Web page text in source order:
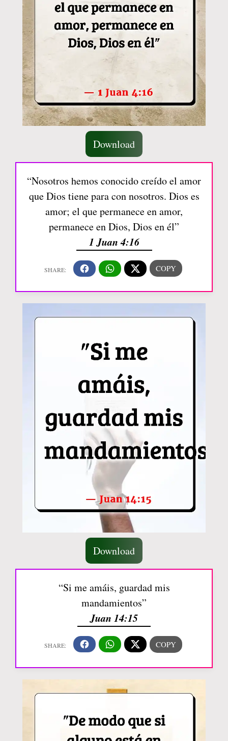
Download
“Nosotros hemos conocido creído el amor
que Dios tiene para con nosotros. Dios es
amor; el que permanece en amor,
permanece en Dios, Dios en él”
1 Juan 4:16
Download
“Si me amáis, guardad mis
mandamientos”
Juan 14:15